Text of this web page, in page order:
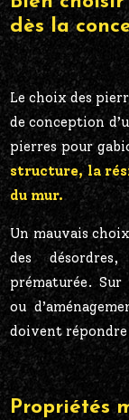
dès la
Le choix des
de conception
pierres pour
structure, la
du mur.
Un mauvais
des
prématurée.
ou
doivent répondre
Propriétés